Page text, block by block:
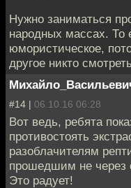
Нужно заниматься
народных массах. То
юмористическое,
другое никто
#14 | 06.10.16 06:28
Вот ведь, ребята
противостоять
разоблачителям
прошедшим не через
Это радует!